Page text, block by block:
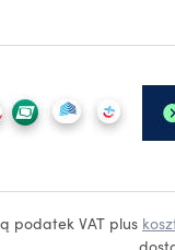
podatek VAT plus